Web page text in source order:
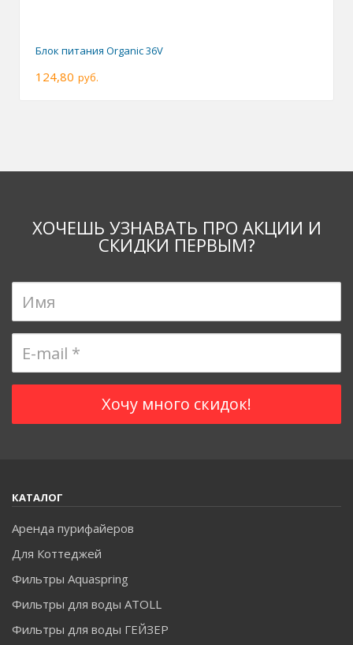
Блок питания Organic 36V
124,80 руб.
ХОЧЕШЬ УЗНАВАТЬ ПРО АКЦИИ И
СКИДКИ ПЕРВЫМ?
КАТАЛОГ
Аренда пурифайеров
Для Коттеджей
Фильтры Aquaspring
Фильтры для воды ATOLL
Фильтры для воды ГЕЙЗЕР